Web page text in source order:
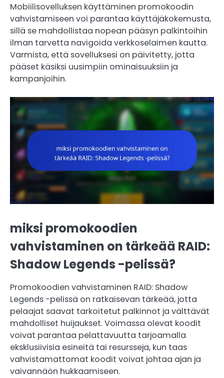
Mobiilisovelluksen käyttäminen promokoodin
vahvistamiseen voi parantaa käyttäjäkokemusta,
sillä se mahdollistaa nopean pääsyn palkintoihin
ilman tarvetta navigoida verkkoselaimen kautta.
Varmista, että sovelluksesi on päivitetty, jotta
pääset käsiksi uusimpiin ominaisuuksiin ja
kampanjoihin.
miksi promokoodien
vahvistaminen on tärkeää RAID:
Shadow Legends -pelissä?
Promokoodien vahvistaminen RAID: Shadow
Legends -pelissä on ratkaisevan tärkeää, jotta
pelaajat saavat tarkoitetut palkinnot ja välttävät
mahdolliset huijaukset. Voimassa olevat koodit
voivat parantaa pelattavuutta tarjoamalla
eksklusiivisia esineitä tai resursseja, kun taas
vahvistamattomat koodit voivat johtaa ajan ja
vaivannäön hukkaamiseen.